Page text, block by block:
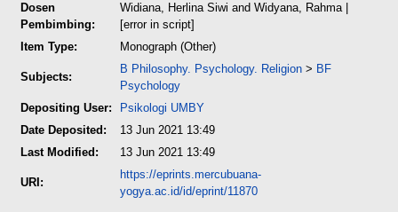
Dosen
Pembimbing:
Widiana, Herlina Siwi and Widyana, Rahma|
[error in script]
Item Type:
Monograph (Other)
Subjects:
B Philosophy. Psychology. Religion > BF
Psychology
Depositing User:
Psikologi UMBY
Date Deposited:
13 Jun 2021 13:49
Last Modified:
13 Jun 2021 13:49
URI:
https://eprints.mercubuana-
yogya.ac.id/id/eprint/11870